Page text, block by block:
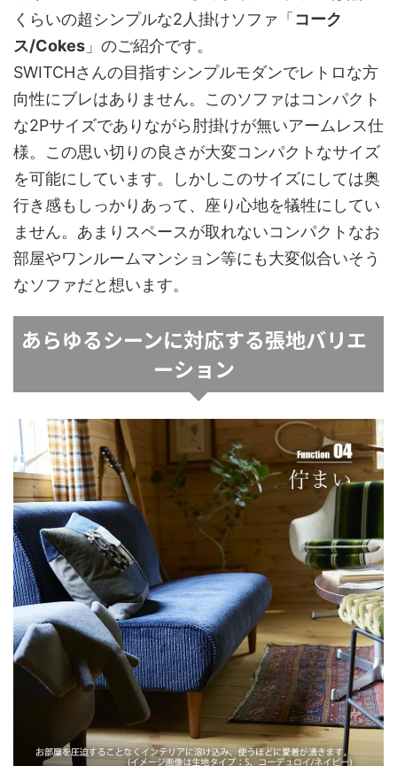
くらいの超シンプルな2人掛けソファ「 コーク
ス/Cokes 」のご紹介です。
SWITCHさんの目指すシンプルモダンでレトロな方
向性にブレはありません。このソファはコンパクト
な2Pサイズでありながら肘掛けが無いアームレス仕
様。この思い切りの良さが大変コンパクトなサイズ
を可能にしています。しかしこのサイズにしては奥
行き感もしっかりあって、座り心地を犠牲にしてい
ません。あまりスペースが取れないコンパクトなお
部屋やワンルームマンション等にも大変似合いそう
なソファだと想います。
あらゆるシーンに対応する張地バリエ
ーション